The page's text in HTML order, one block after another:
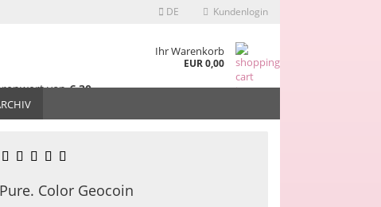
DE Kundenlogin
von€ 30,-
Deutschlands
!
Ihr Warenkorb
EUR 0,00
Pure. Color Geocoin